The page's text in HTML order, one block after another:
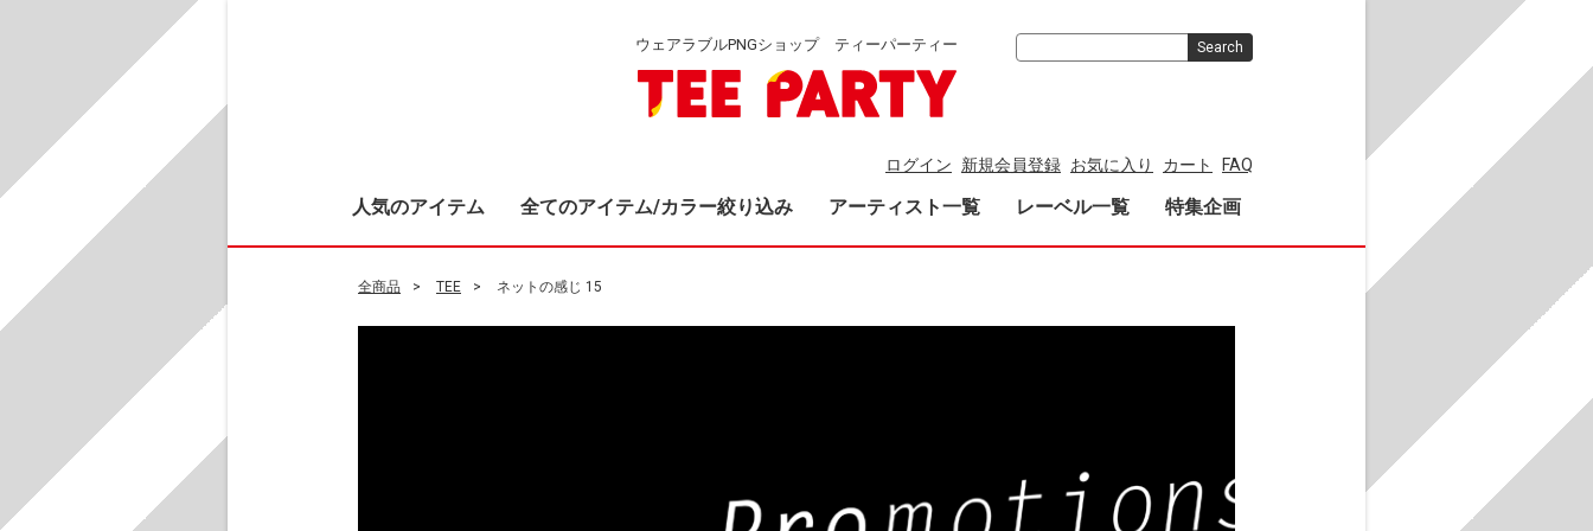
ウェアラブルPNGショップ ティーパーティー
ログイン 新規会員登録 お気に入り カート FAQ
人気のアイテム 全てのアイテム/カラー絞り込み アーティスト一覧 レーベル一覧 特集企画
Search
全商品 TEE ネットの感じ 15